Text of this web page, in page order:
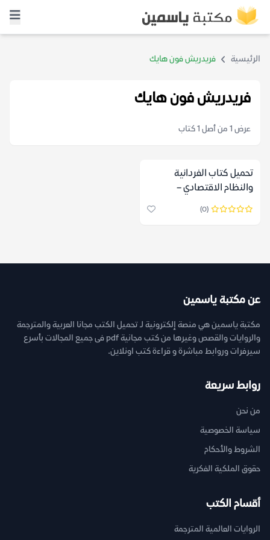
الرئيسية فريدريش فون هايك
فريدريش فون هايك
عرض 1 من أصل 1 كتاب
تحميل كتاب الفردانية
والنظام الاقتصادي –
فريدريش فون هايك
(0)
عن مكتبة ياسمين
مكتبة ياسمين هي منصة إلكترونية لـ تحميل الكتب مجانا العربية والمترجمة
والروايات والقصص وغيرها من كتب مجانية pdf فى جميع المجالات بأسرع
سيرفرات وروابط مباشرة و قراءة كتب اونلاين.
روابط سريعة
من نحن
سياسة الخصوصية
الشروط والأحكام
حقوق الملكية الفكرية
أقسام الكتب
الروايات العالمية المترجمة